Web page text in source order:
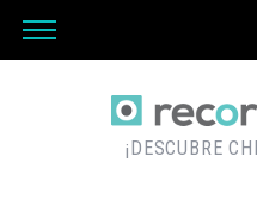
¡DESCUBRE